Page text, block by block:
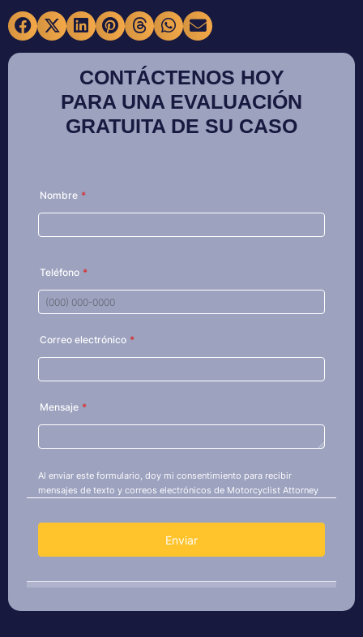
CONTÁCTENOS HOY
PARA UNA EVALUACIÓN
GRATUITA DE SU CASO